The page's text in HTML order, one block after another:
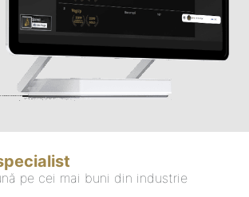
pe cei mai buni din industrie